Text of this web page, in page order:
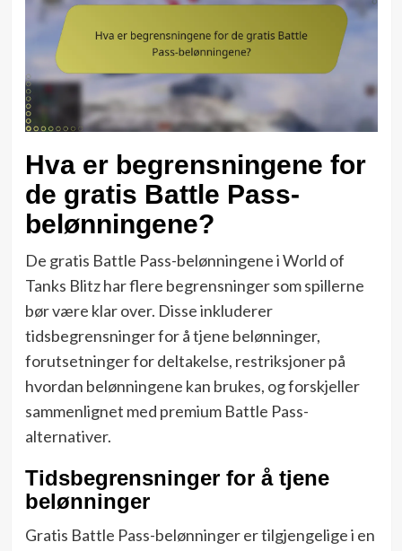
Hva er begrensningene for
de gratis Battle Pass-
belønningene?
De gratis Battle Pass-belønningene i World of
Tanks Blitz har flere begrensninger som spillerne
bør være klar over. Disse inkluderer
tidsbegrensninger for å tjene belønninger,
forutsetninger for deltakelse, restriksjoner på
hvordan belønningene kan brukes, og forskjeller
sammenlignet med premium Battle Pass-
alternativer.
Tidsbegrensninger for å tjene
belønninger
Gratis Battle Pass-belønninger er tilgjengelige i en